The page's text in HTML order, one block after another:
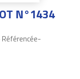
N°1434
Référencée-